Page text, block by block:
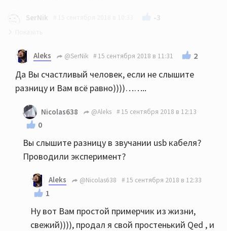
SerNik -3
Что вы все несёте? Какой характер звучания у усб
кабеля? Главное не дешманский и 75
сопротивление. Остальное лишь визуальное
удовольствие, особенно в толстом переплёте.
Aleks @SerNik 15 сентября 2018 в 11:31 2
Да Вы счастливый человек, если не слышите
разницу и Вам всё равно))))……..
Nicolas638 @Aleks 15 сентября 2018 в 12:13
0
Вы слышите разницу в звучании usb кабеля?
Проводили эксперимент?
Aleks @Nicolas638 15 сентября 2018 в 12:33
1
Ну вот Вам простой примерчик из жизни,
свежий)))), продал я свой простенький Qed , и